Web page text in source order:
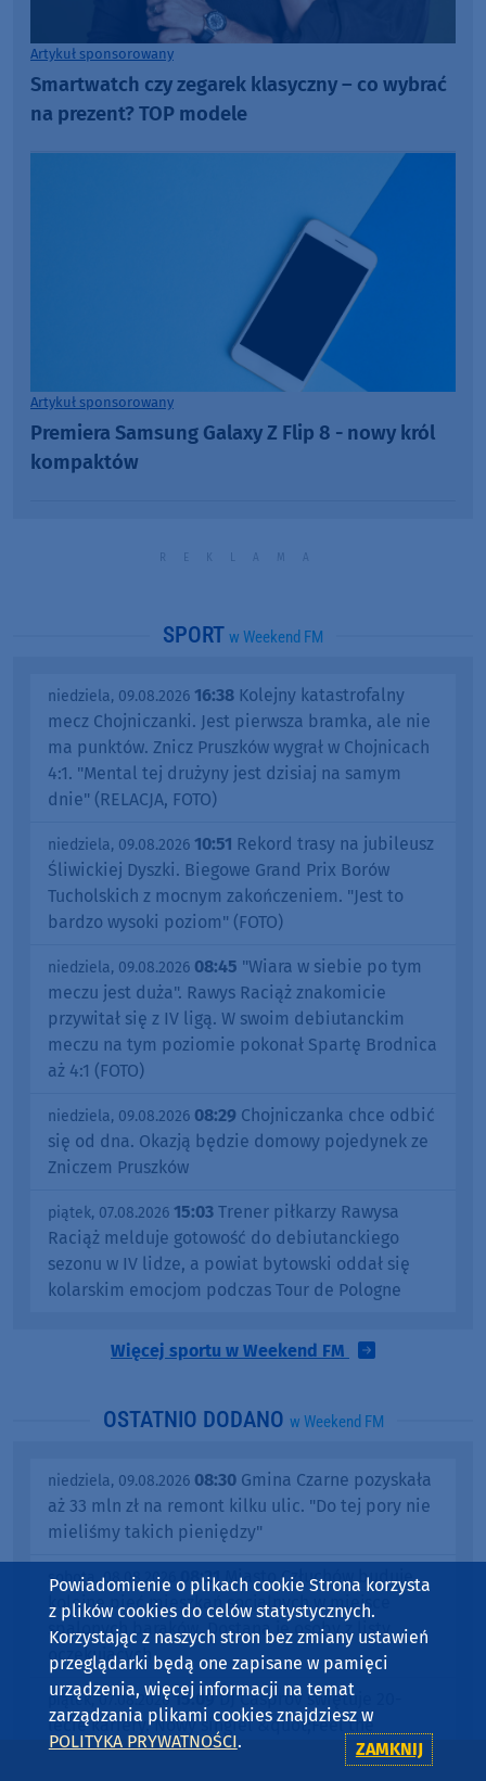
Artykuł sponsorowany
Smartwatch czy zegarek klasyczny – co wybrać
na prezent? TOP modele
Artykuł sponsorowany
Premiera Samsung Galaxy Z Flip 8 - nowy król
kompaktów
SPORT w Weekend FM
niedziela, 09.08.2026 16:38 Kolejny katastrofalny
mecz Chojniczanki. Jest pierwsza bramka, ale nie
ma punktów. Znicz Pruszków wygrał w Chojnicach
4:1. "Mental tej drużyny jest dzisiaj na samym
dnie" (RELACJA, FOTO)
niedziela, 09.08.2026 10:51 Rekord trasy na jubileusz
Śliwickiej Dyszki. Biegowe Grand Prix Borów
Tucholskich z mocnym zakończeniem. "Jest to
bardzo wysoki poziom" (FOTO)
niedziela, 09.08.2026 08:45 "Wiara w siebie po tym
meczu jest duża". Rawys Raciąż znakomicie
przywitał się z IV ligą. W swoim debiutanckim
meczu na tym poziomie pokonał Spartę Brodnica
aż 4:1 (FOTO)
niedziela, 09.08.2026 08:29 Chojniczanka chce odbić
się od dna. Okazją będzie domowy pojedynek ze
Zniczem Pruszków
piątek, 07.08.2026 15:03 Trener piłkarzy Rawysa
Raciąż melduje gotowość do debiutanckiego
sezonu w IV lidze, a powiat bytowski oddał się
kolarskim emocjom podczas Tour de Pologne
Więcej sportu w Weekend FM
OSTATNIO DODANO w Weekend FM
niedziela, 09.08.2026 08:30 Gmina Czarne pozyskała
aż 33 mln zł na remont kilku ulic. "Do tej pory nie
mieliśmy takich pieniędzy"
sobota, 08.08.2026 08:21Miasto Człuchów buduje
kolejne pięć mieszkań socjalnych w miejsce
spalonych baraków. Dostaną je osoby z listy
oczekujących
piątek, 07.08.2026 15:09DJ Casprov świętuje 20-
lecie kariery. Nowy singiel &quot;Feel the
Sunshine&quot; powstał... na plaży w Człuchowie
Powiadomienie o plikach cookie Strona korzysta
z plików cookies do celów statystycznych.
Korzystając z naszych stron bez zmiany ustawień
przeglądarki będą one zapisane w pamięci
urządzenia, więcej informacji na temat
zarządzania plikami cookies znajdziesz w
POLITYKA PRYWATNOŚCI. ZAMKNIJ